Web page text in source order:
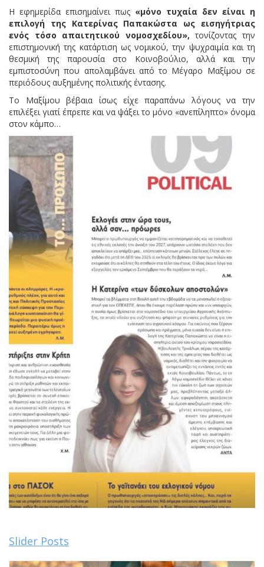
Η εφημερίδα επισημαίνει πως «μόνο τυχαία δεν είναι η
επιλογή της Κατερίνας Παπακώστα ως εισηγήτριας
ενός τόσο απαιτητικού νομοσχεδίου», τονίζοντας την
επιστημονική της κατάρτιση ως νομικού, την ψυχραιμία και τη
θεσμική της παρουσία στο Κοινοβούλιο, αλλά και την
εμπιστοσύνη που απολαμβάνει από το Μέγαρο Μαξίμου σε
περιόδους αυξημένης πολιτικής έντασης.
Το Μαξίμου βέβαια ίσως είχε παραπάνω λόγους να την
επιλέξει γιατί έπρεπε και να ψάξει το μόνο «ανεπίληπτο» όνομα
στον κάμπο…
Slider Posts